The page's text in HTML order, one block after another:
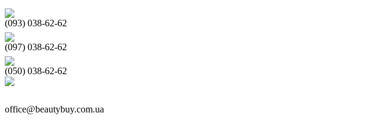
(093) 038-62-62
(097) 038-62-62
(050) 038-62-62
office@beautybuy.com.ua